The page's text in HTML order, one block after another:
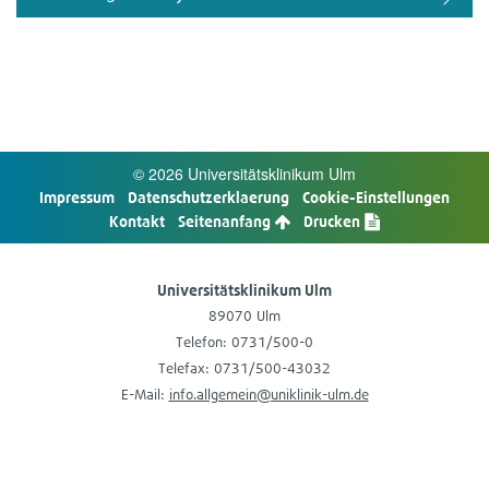
© 2026 Uni­ver­si­täts­kli­ni­kum Ulm
Impres­sum Daten­schutz­er­kla­e­rung
Cookie-​Einstellungen
Kon­takt
Sei­ten­an­fang Dru­cken
Uni­ver­si­täts­kli­ni­kum Ulm
89070 Ulm
Tele­fon: 0731/500-0
Tele­fax: 0731/500-43032
E-​Mail: info.allgemein@uniklinik-ulm.de